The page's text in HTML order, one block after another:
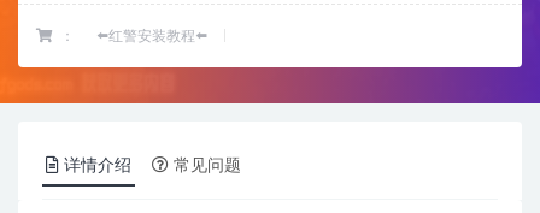
： ⬅️红警安装教程⬅️
详情介绍 常见问题